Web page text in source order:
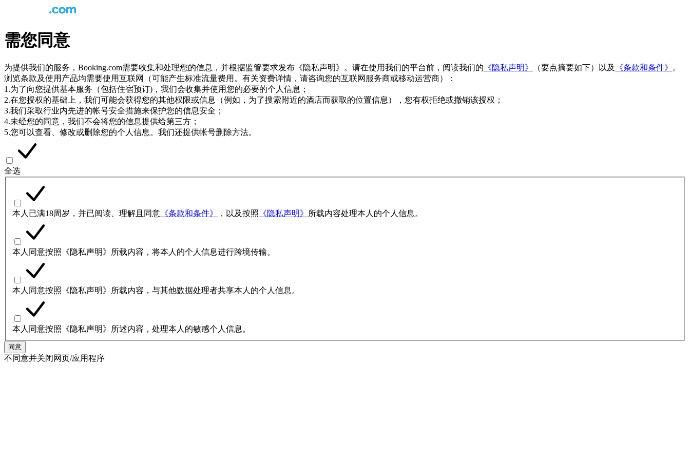
需您同意
为提供我们的服务，Booking.com需要收集和处理您的信息，并根据监管要求发布《隐私声明》。请在使用我们的平台前，阅读我们的 《隐私声明》 （要点摘要如下）以及 《条款和条件》
。
浏览条款及使用产品均需要使用互联网（可能产生标准流量费用。有关资费详情，请咨询您的互联网服务商或移动运营商）：
1.为了向您提供基本服务（包括住宿预订)，我们会收集并使用您的必要的个人信息；
2.在您授权的基础上，我们可能会获得您的其他权限或信息（例如，为了搜索附近的酒店而获取的位置信息），您有权拒绝或撤销该授权；
3.我们采取行业内先进的帐号安全措施来保护您的信息安全；
4.未经您的同意，我们不会将您的信息提供给第三方；
5.您可以查看、修改或删除您的个人信息。我们还提供帐号删除方法。
全选
本人已满18周岁，并已阅读、理解且同意 《条款和条件》 ，以及按照 《隐私声明》 所载内容处理本人的个人信息。
本人同意按照《隐私声明》所载内容，将本人的个人信息进行跨境传输。
本人同意按照《隐私声明》所载内容，与其他数据处理者共享本人的个人信息。
本人同意按照《隐私声明》所述内容，处理本人的敏感个人信息。
同意
不同意并关闭网页/应用程序